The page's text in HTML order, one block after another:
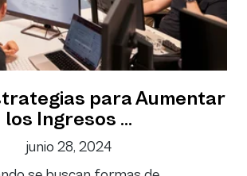
para Aumentar
los Ingresos ...
junio 28, 2024